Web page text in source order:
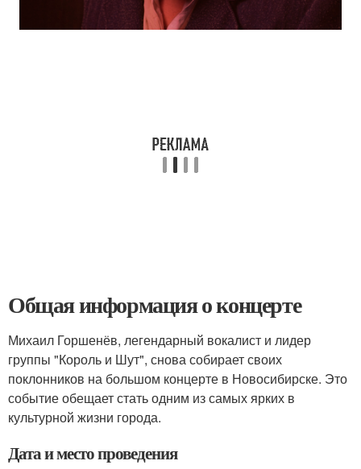
Общая информация о концерте
Михаил Горшенёв, легендарный вокалист и лидер
группы "Король и Шут", снова собирает своих
поклонников на большом концерте в Новосибирске. Это
событие обещает стать одним из самых ярких в
культурной жизни города.
Дата и место проведения